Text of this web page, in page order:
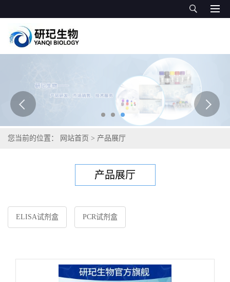
您当前的位置： 网站首页 > 产品展厅
产品展厅
ELISA试剂盒 PCR试剂盒